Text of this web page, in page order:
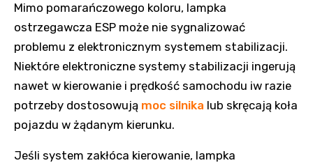
Mimo pomarańczowego koloru, lampka
ostrzegawcza ESP może nie sygnalizować
problemu z elektronicznym systemem stabilizacji.
Niektóre elektroniczne systemy stabilizacji ingerują
nawet w kierowanie i prędkość samochodu iw razie
potrzeby dostosowują moc silnika lub skręcają koła
pojazdu w żądanym kierunku.
Jeśli system zakłóca kierowanie, lampka